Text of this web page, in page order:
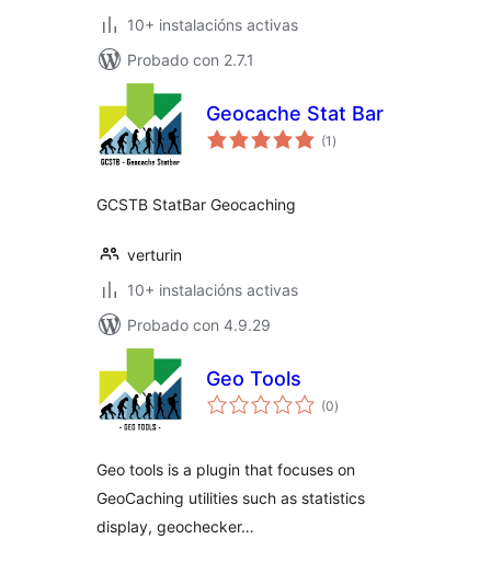
10+ instalacións activas
Probado con 2.7.1
Geocache Stat Bar
(1 valoracións
totais
)
GCSTB StatBar Geocaching
verturin
10+ instalacións activas
Probado con 4.9.29
Geo Tools
(0valoracións
totais
)
Geo tools is a plugin that focuses on
GeoCaching utilities such as statistics
display, geochecker…